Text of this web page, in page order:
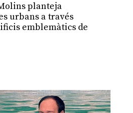
planteja
urbans a través
emblemàtics de